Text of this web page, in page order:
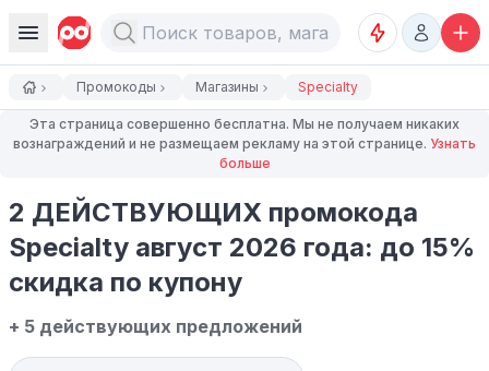
Промокоды Магазины Specialty
Эта страница совершенно бесплатна. Мы не получаем никаких
вознаграждений и не размещаем рекламу на этой странице. Узнать
больше
2 ДЕЙСТВУЮЩИХ промокода
Specialty август 2026 года: до 15%
скидка по купону
+ 5 действующих предложений